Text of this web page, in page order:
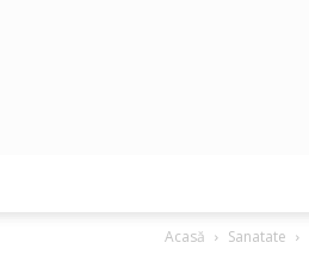
Acasă Sanatate